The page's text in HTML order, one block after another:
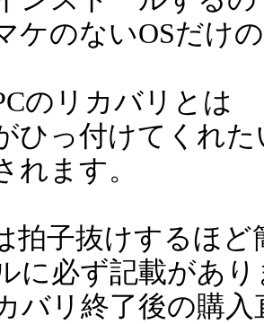
ケのないOSだけ
のリカバリとは
ひっ付けてくれ
れます。
拍子抜けするほ
に必ず記載があ
バリ終了後の購